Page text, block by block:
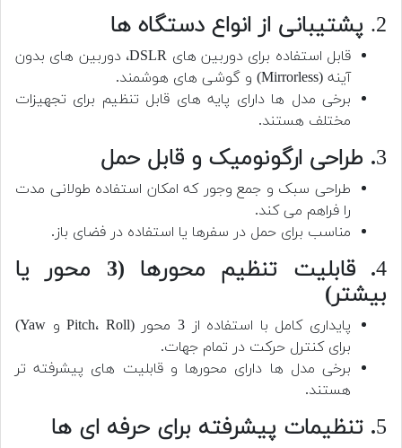
2. پشتیبانی از انواع دستگاه ها
قابل استفاده برای دوربین های DSLR، دوربین های بدون
آینه (Mirrorless) و گوشی های هوشمند.
برخی مدل ها دارای پایه های قابل تنظیم برای تجهیزات
مختلف هستند.
3. طراحی ارگونومیک و قابل حمل
طراحی سبک و جمع وجور که امکان استفاده طولانی مدت
را فراهم می کند.
مناسب برای حمل در سفرها یا استفاده در فضای باز.
4
. قابلیت تنظیم محورها (3 محور یا
بیشتر)
پایداری کامل با استفاده از 3 محور (Pitch، Roll و Yaw)
برای کنترل حرکت در تمام جهات.
برخی مدل ها دارای محورها و قابلیت های پیشرفته تر
هستند.
5. تنظیمات پیشرفته برای حرفه ای ها